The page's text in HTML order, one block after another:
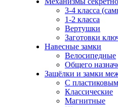
3-4 класса
1-2 класса
Вертушки
Заготовки
Навесные замки
Велосипедные
Общего
Защёлки и замки
С
Классические
Магнитные